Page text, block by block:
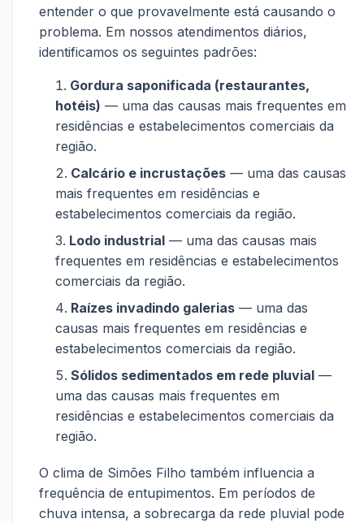
entender o que provavelmente está causando o
problema. Em nossos atendimentos diários,
identificamos os seguintes padrões:
Gordura saponificada (restaurantes,
hotéis) — uma das causas mais frequentes em
residências e estabelecimentos comerciais da
região.
Calcário e incrustações — uma das causas
mais frequentes em residências e
estabelecimentos comerciais da região.
Lodo industrial — uma das causas mais
frequentes em residências e estabelecimentos
comerciais da região.
Raízes invadindo galerias — uma das
causas mais frequentes em residências e
estabelecimentos comerciais da região.
Sólidos sedimentados em rede pluvial —
uma das causas mais frequentes em
residências e estabelecimentos comerciais da
região.
O clima de Simões Filho também influencia a
frequência de entupimentos. Em períodos de
chuva intensa, a sobrecarga da rede pluvial pode